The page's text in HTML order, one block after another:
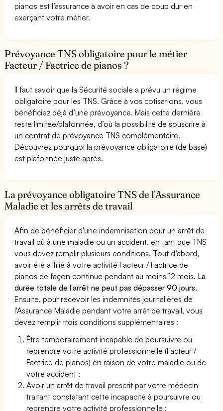
pianos est l’assurance à avoir en cas de coup dur en
exerçant votre métier.
Prévoyance TNS obligatoire pour le métier
Facteur / Factrice de pianos ?
Il faut savoir que la Sécurité sociale a prévu un régime
obligatoire pour les TNS. Grâce à vos cotisations, vous
bénéficiez déjà d’une prévoyance. Mais cette dernière
reste limitée/plafonnée, d’où la possibilité de souscrire à
un contrat de prévoyance TNS complémentaire.
Découvrez pourquoi la prévoyance obligatoire (de base)
est plafonnée juste après.
La prévoyance obligatoire TNS de l’Assurance
Maladie et les arrêts de travail
Afin de bénéficier d'une indemnisation pour un arrêt de
travail dû à une maladie ou un accident, en tant que TNS
vous devez remplir plusieurs conditions. Tout d’abord,
avoir été affilié à votre activité Facteur / Factrice de
pianos de façon continue pendant au moins 12 mois. La
durée totale de l'arrêt ne peut pas dépasser 90 jours.
Ensuite, pour recevoir les indemnités journalières de
l'Assurance Maladie pendant votre arrêt de travail, vous
devez remplir trois conditions supplémentaires :
Être temporairement incapable de poursuivre ou
reprendre votre activité professionnelle (Facteur /
Factrice de pianos) en raison de votre maladie ou de
votre accident ;
Avoir un arrêt de travail prescrit par votre médecin
traitant constatant cette incapacité à poursuivre ou
reprendre votre activité professionnelle ;